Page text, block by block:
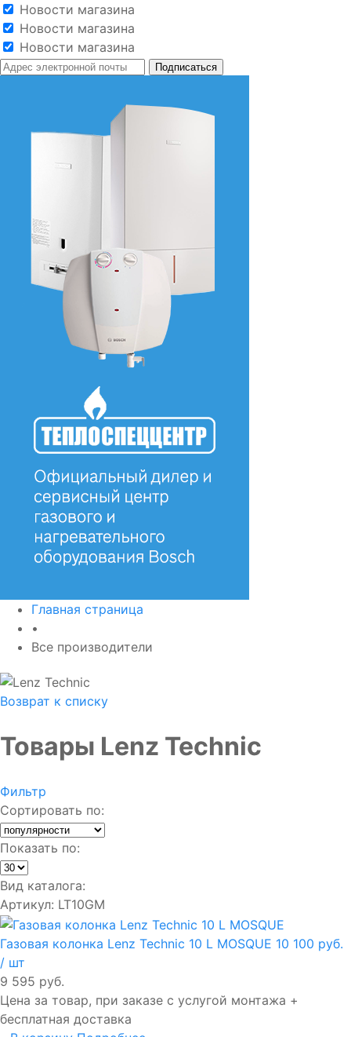
Новости магазина
Новости магазина
Новости магазина
Главная страница
•
Все производители
Возврат к списку
Товары Lenz Technic
Фильтр
Сортировать по:
Показать по:
Вид каталога:
Артикул: LT10GM
Газовая колонка Lenz Technic 10 L MOSQUE 10 100 руб.
/ шт
9 595 руб.
Цена за товар, при заказе с услугой монтажа +
бесплатная доставка